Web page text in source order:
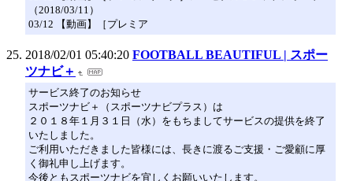
（2018/03/11）
03/12 【動画】［プレミア
2018/02/01 05:40:20 FOOTBALL BEAUTIFUL | スポー
ツナビ＋
サービス終了のお知らせ
スポーツナビ＋（スポーツナビプラス）は
２０１８年１月３１日（水）をもちましてサービスの提供を終了
いたしました。
ご利用いただきました皆様には、長きに渡るご支援・ご愛顧に厚
く御礼申し上げます。
今後ともスポーツナビを宜しくお願いいたします。